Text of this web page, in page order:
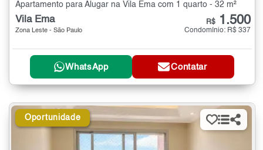
Apartamento para Alugar na Vila Ema com 1 quarto - 32 m²
Vila Ema
Zona Leste - São Paulo
R$ 1.500
Condomínio: R$ 337
WhatsApp Contatar
Oportunidade